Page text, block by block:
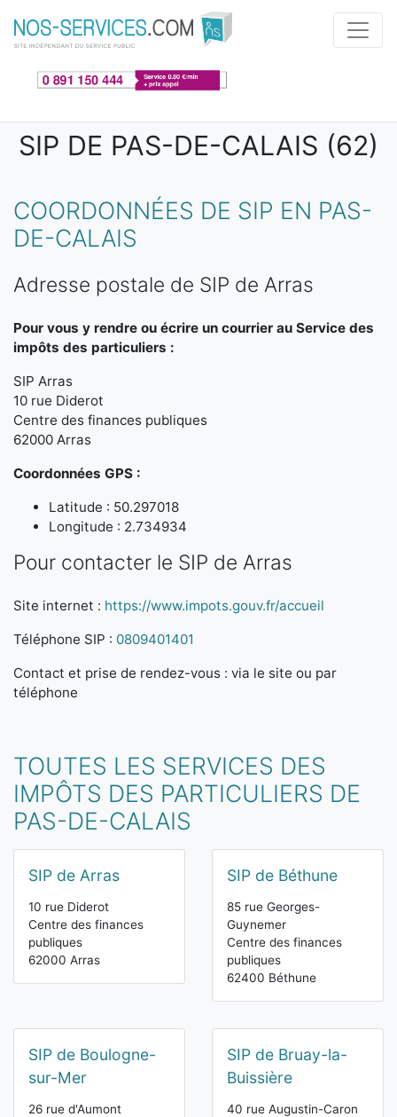
Aller au contenu principal
SIP DE PAS-DE-CALAIS (62)
COORDONNÉES DE SIP EN PAS-
DE-CALAIS
Adresse postale de SIP de Arras
Pour vous y rendre ou écrire un courrier au Service des
impôts des particuliers :
SIP Arras
10 rue Diderot
Centre des finances publiques
62000 Arras
Coordonnées GPS :
Latitude : 50.297018
Longitude : 2.734934
Pour contacter le SIP de Arras
Site internet : https://www.impots.gouv.fr/accueil
Téléphone SIP : 0809401401
Contact et prise de rendez-vous : via le site ou par
téléphone
TOUTES LES SERVICES DES
IMPÔTS DES PARTICULIERS DE
PAS-DE-CALAIS
SIP de Arras
10 rue Diderot
Centre des finances
publiques
62000 Arras
SIP de Béthune
85 rue Georges-
Guynemer
Centre des finances
publiques
62400 Béthune
SIP de Boulogne-
sur-Mer
26 rue d'Aumont
SIP de Bruay-la-
Buissière
40 rue Augustin-Caron